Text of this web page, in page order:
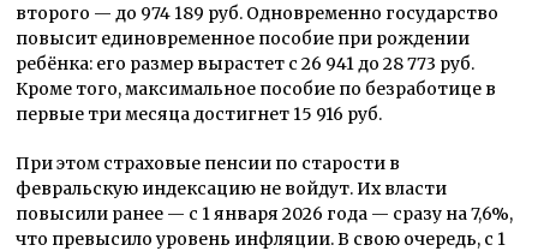
второго — до 974 189 руб. Одновременно государство
повысит единовременное пособие при рождении
ребёнка: его размер вырастет с 26 941 до 28 773 руб.
Кроме того, максимальное пособие по безработице в
первые три месяца достигнет 15 916 руб.
При этом страховые пенсии по старости в
февральскую индексацию не войдут. Их власти
повысили ранее — с 1 января 2026 года — сразу на 7,6%,
что превысило уровень инфляции. В свою очередь, с 1